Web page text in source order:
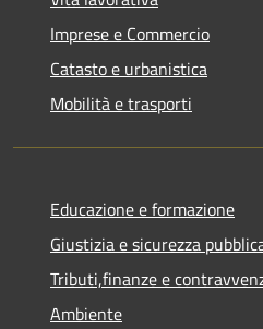
Imprese e Commercio
Catasto e urbanistica
Mobilità e trasporti
Educazione e formazione
Giustizia e sicurezza
Tributi,finanze e
Ambiente